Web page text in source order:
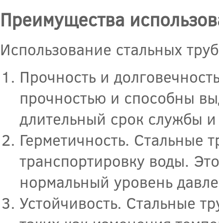
Преимущества
Использование стальных
Прочность и
прочностью и способны
длительный срок службы
Герметичность. Стальные
транспортировку воды.
нормальный уровень
Устойчивость. Стальные